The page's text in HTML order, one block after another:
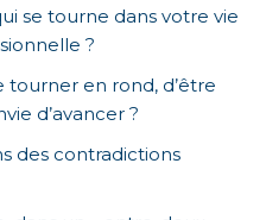
se tourne dans votre vie
?
tourner en rond, d’être
d’avancer ?
des contradictions